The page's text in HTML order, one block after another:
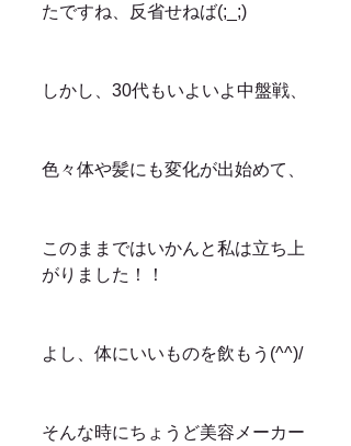
たですね、反省せねば(;_;)
しかし、30代もいよいよ中盤戦、
色々体や髪にも変化が出始めて、
このままではいかんと私は立ち上
がりました！！
よし、体にいいものを飲もう(^^)/
そんな時にちょうど美容メーカー